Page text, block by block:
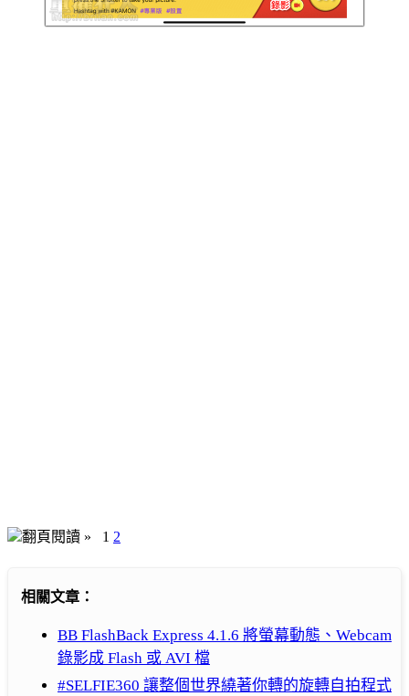
翻頁閱讀 » 1 2
相關文章：
BB FlashBack Express 4.1.6 將螢幕動態、Webcam
錄影成 Flash 或 AVI 檔
#SELFIE360 讓整個世界繞著你轉的旋轉自拍程式